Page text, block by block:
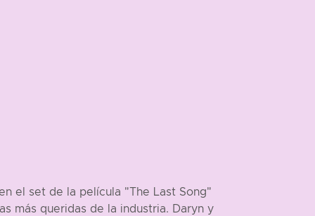
el set de la película "The Last Song"
más queridas de la industria. Daryn y